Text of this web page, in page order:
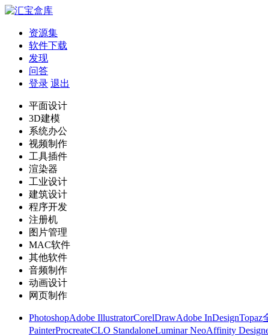
资源集
软件下载
发现
问答
登录 退出
平面设计
3D建模
系统办公
视频制作
工具插件
渲染器
工业设计
建筑设计
程序开发
注册机
图片管理
MAC软件
其他软件
音频制作
动画设计
网页制作
PhotoshopAdobe IllustratorCorelDrawAdobe InDesignTopaz
PainterProcreateCLO StandaloneLuminar NeoAffinity